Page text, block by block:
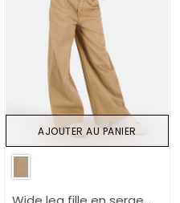
AJOUTER AU PANIER